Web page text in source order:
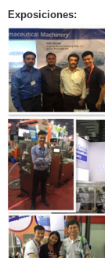
Exposiciones: